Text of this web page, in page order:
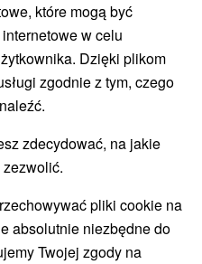
OFERTY
z właścicielem.
które mogą być
w celu
Dzięki plikom
zgodnie z tym, czego
zdecydować, na jakie
pliki cookie na
absolutnie niezbędne do
Twojej zgody na